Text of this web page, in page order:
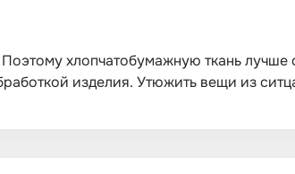
хлопчатобумажную ткань лучше
изделия. Утюжить вещи из